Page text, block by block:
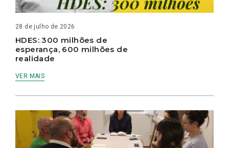
28 de julho de 2026
HDES: 300 milhões de
esperança, 600 milhões de
realidade
VER MAIS